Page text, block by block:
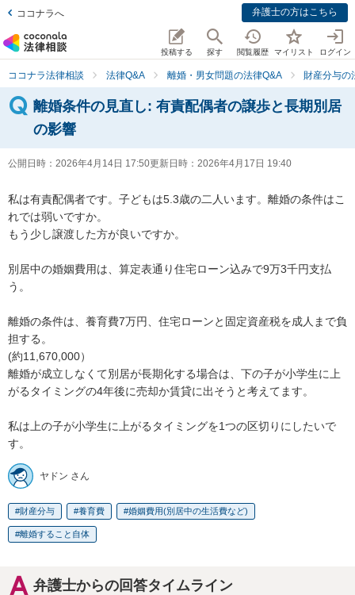
ココナラへ 弁護士の方はこちら
投稿する 探す 閲覧履歴 マイリスト ログイン
ココナラ法律相談 法律Q&A 離婚・男女問題の法律Q&A 財産分与の
離婚条件の見直し: 有責配偶者の譲歩と長期別居
の影響
公開日時： 2026年4月14日 17:50更新日時： 2026年4月17日 19:40
私は有責配偶者です。子どもは5.3歳の二人います。離婚の条件はこ
れでは弱いですか。
もう少し譲渡した方が良いですか。
別居中の婚姻費用は、算定表通り住宅ローン込みで9万3千円支払
う。
離婚の条件は、養育費7万円、住宅ローンと固定資産税を成人まで負
担する。
(約11,670,000）
離婚が成立しなくて別居が長期化する場合は、下の子が小学生に上
がるタイミングの4年後に売却か賃貸に出そうと考えてます。
私は上の子が小学生に上がるタイミングを1つの区切りにしたいで
す。
ヤドン さん
財産分与 養育費 婚姻費用(別居中の生活費など)
離婚すること自体
弁護士からの回答タイムライン